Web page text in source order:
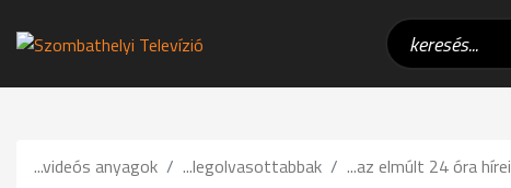
...videós anyagok ...legolvasottabbak ...az elmúlt 24 óra hírei